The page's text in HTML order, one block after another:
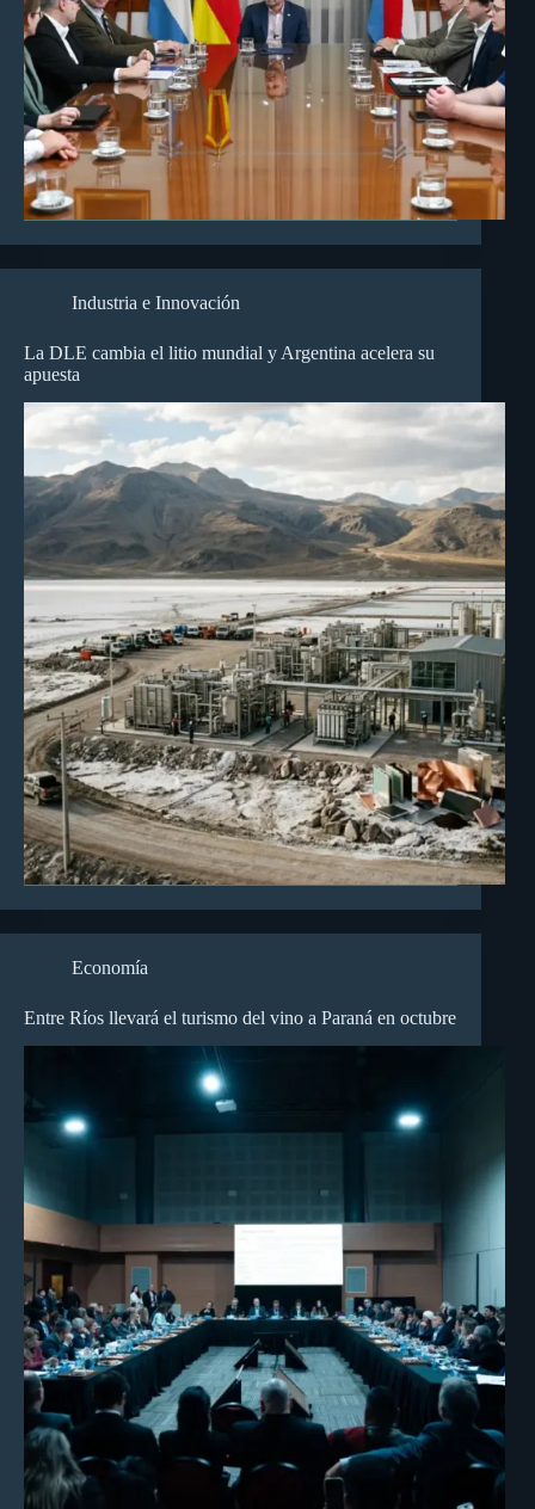
Industria e Innovación
La DLE cambia el litio mundial y Argentina acelera su
apuesta
Economía
Entre Ríos llevará el turismo del vino a Paraná en octubre